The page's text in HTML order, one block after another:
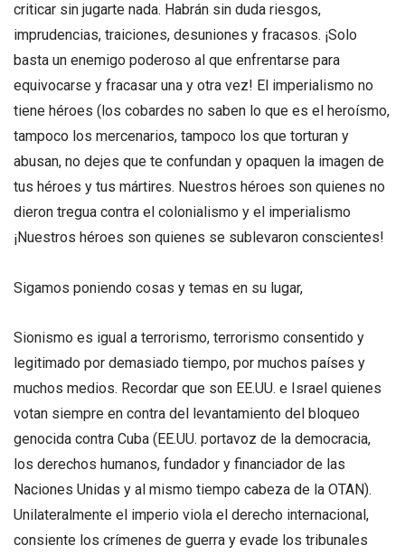
criticar sin jugarte nada. Habrán sin duda riesgos,
imprudencias, traiciones, desuniones y fracasos. ¡Solo
basta un enemigo poderoso al que enfrentarse para
equivocarse y fracasar una y otra vez! El imperialismo no
tiene héroes (los cobardes no saben lo que es el heroísmo,
tampoco los mercenarios, tampoco los que torturan y
abusan, no dejes que te confundan y opaquen la imagen de
tus héroes y tus mártires. Nuestros héroes son quienes no
dieron tregua contra el colonialismo y el imperialismo
¡Nuestros héroes son quienes se sublevaron conscientes!
Sigamos poniendo cosas y temas en su lugar,
Sionismo es igual a terrorismo, terrorismo consentido y
legitimado por demasiado tiempo, por muchos países y
muchos medios. Recordar que son EE.UU. e Israel quienes
votan siempre en contra del levantamiento del bloqueo
genocida contra Cuba (EE.UU. portavoz de la democracia,
los derechos humanos, fundador y financiador de las
Naciones Unidas y al mismo tiempo cabeza de la OTAN).
Unilateralmente el imperio viola el derecho internacional,
consiente los crímenes de guerra y evade los tribunales